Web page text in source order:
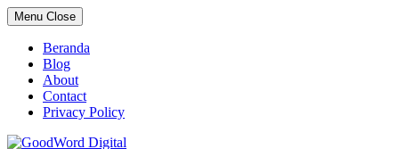
Skip
to
content
Menu Close
Beranda
Blog
About
Contact
Privacy Policy